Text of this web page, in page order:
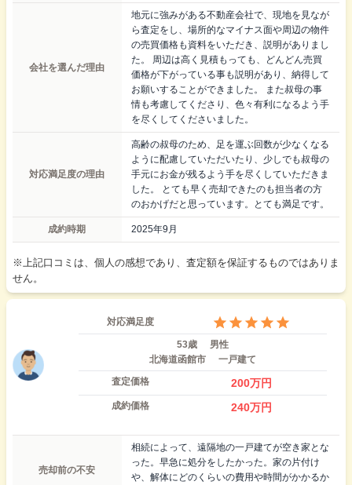
会社を選んだ理由
地元に強みがある不動産会社で、現地を見なが
ら査定をし、場所的なマイナス面や周辺の物件
の売買価格も資料をいただき、説明がありまし
た。 周辺は高く見積もっても、どんどん売買
価格が下がっている事も説明があり、納得して
お願いすることができました。 また叔母の事
情も考慮してくださり、色々有利になるよう手
を尽くしてくださいました。
対応満足度の理由
高齢の叔母のため、足を運ぶ回数が少なくなる
ように配慮していただいたり、少しでも叔母の
手元にお金が残るよう手を尽くしていただきま
した。 とても早く売却できたのも担当者の方
のおかげだと思っています。とても満足です。
成約時期 2025年9月
※上記口コミは、個人の感想であり、査定額を保証するものではありま
せん。
対応満足度
53歳
男性
北海道函館市
一戸建て
査定価格
200万円
成約価格 240万円
売却前の不安
相続によって、遠隔地の一戸建てが空き家とな
った。早急に処分をしたかった。家の片付け
や、解体にどのくらいの費用や時間がかかるか